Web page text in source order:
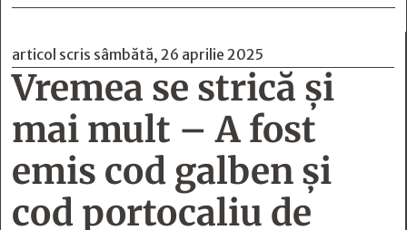
articol scris sâmbătă, 26 aprilie 2025
Vremea se strică şi
mai mult – A fost
emis cod galben şi
cod portocaliu de